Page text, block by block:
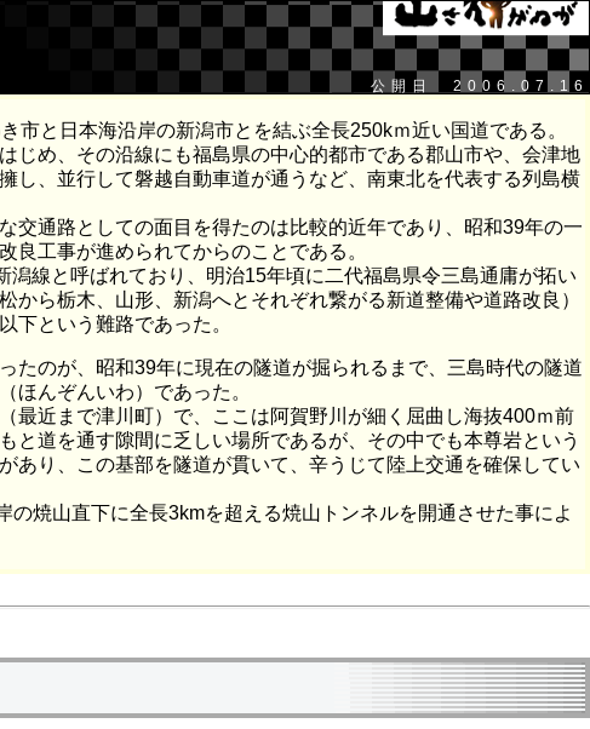
公開日 2006.07.16
市と日本海沿岸の新潟市とを結ぶ全長250kｍ近い国道である。
じめ、その沿線にも福島県の中心的都市である郡山市や、会津地
し、並行して磐越自動車道が通うなど、南東北を代表する列島横
交通路としての面目を得たのは比較的近年であり、昭和39年の一
良工事が進められてからのことである。
潟線と呼ばれており、明治15年頃に二代福島県令三島通庸が拓い
から栃木、山形、新潟へとそれぞれ繋がる新道整備や道路改良）
下という難路であった。
たのが、昭和39年に現在の隧道が掘られるまで、三島時代の隧道
ほんぞんいわ）であった。
最近まで津川町）で、ここは阿賀野川が細く屈曲し海抜400ｍ前
と道を通す隙間に乏しい場所であるが、その中でも本尊岩という
あり、この基部を隧道が貫いて、辛うじて陸上交通を確保してい
焼山直下に全長3kmを超える焼山トンネルを開通させた事によ